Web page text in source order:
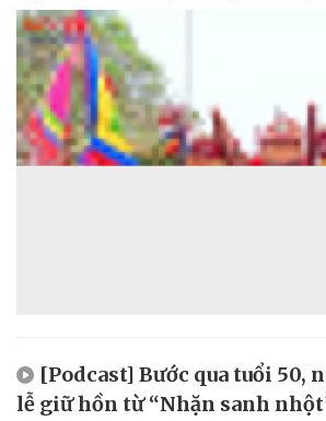
[Podcast] Bước qua tuổi 50,
lễ giữ hồn từ “Nhặn sanh